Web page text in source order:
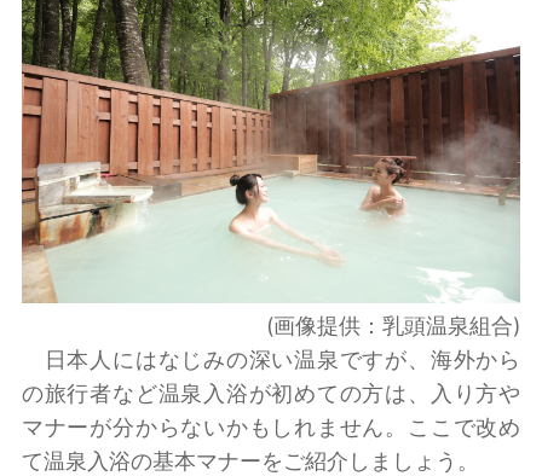
(画像提供：乳頭温泉組合)
日本人にはなじみの深い温泉ですが、海外から
の旅行者など温泉入浴が初めての方は、入り方や
マナーが分からないかもしれません。ここで改め
て温泉入浴の基本マナーをご紹介しましょう。